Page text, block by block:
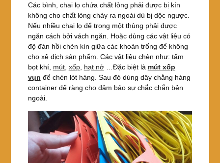
Các bình, chai lọ chứa chất lỏng phải được bị kín
không cho chất lỏng chảy ra ngoài dù bị dộc ngược.
Nếu nhiều chai lọ để trong một thùng phải được
ngăn cách bởi vách ngăn. Hoặc dùng các vật liệu có
độ đàn hồi chèn kín giữa các khoản trống để không
cho xê dịch sản phẩm. Các vật liệu chèn như: tấm
bọt khí, mút, xốp, hạt nở…Đặc biệt là mút xốp
vụn để chèn lót hàng. Sau đó dùng dây chằng hàng
container để ràng cho đảm bảo sự chắc chắn bên
ngoài.